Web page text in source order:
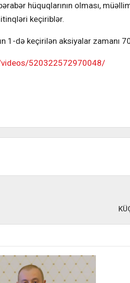
hüquqlarının olması,
keçiriblər.
də keçirilən aksiyalar zamanı
520322572970048/